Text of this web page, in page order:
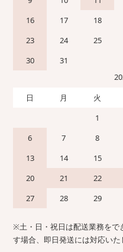
16
17 18
23
24 25
30
31
日
月 火
1
6
7 8
13
14 15
20
21 22
27
28 29
※土・日・祝日は配送業務をで
す場合、即日発送には対応いた